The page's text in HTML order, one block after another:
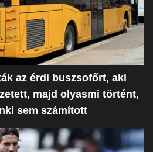
az érdi buszsofőrt, aki
majd olyasmi történt,
sem számított